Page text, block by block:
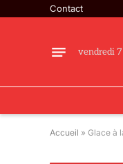
Contact
vendredi
Accueil » Glace à